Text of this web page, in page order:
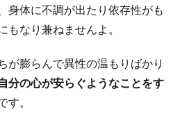
身体に不調が出たり依存性がも
もなり兼ねませんよ。
が膨らんで異性の温もりばかり
分の心が安らぐようなことをす
す。